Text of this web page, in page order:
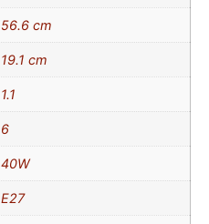
56.6 cm
19.1 cm
1.1
6
40W
E27